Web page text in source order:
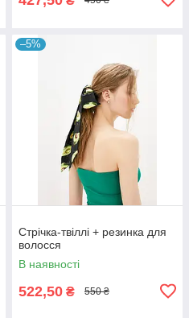
–5%
Стрічка-твіллі + резинка для
волосся
В наявності
522,50 ₴ 550 ₴